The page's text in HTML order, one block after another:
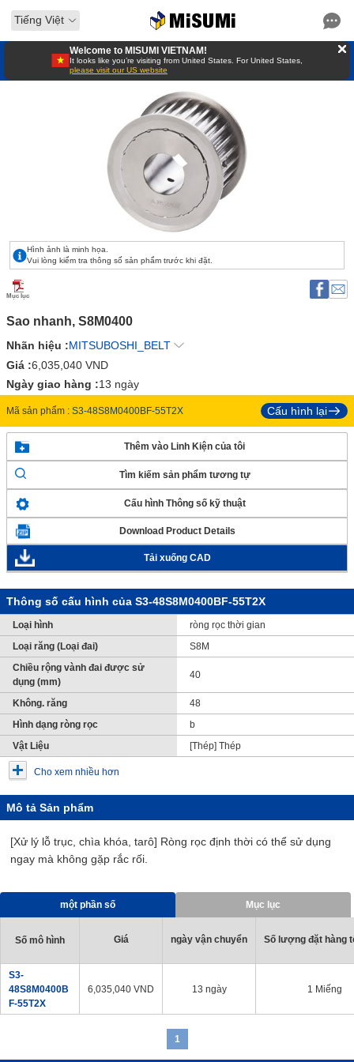
Tiếng Việt
Welcome to MISUMI VIETNAM!
It looks like you’re visiting from United States. For United States,
please visit our US website
Hình ảnh là minh họa.
Vui lòng kiểm tra thông số sản phẩm trước khi đặt.
Mục lục
Sao nhanh, S8M0400
Nhãn hiệu :MITSUBOSHI_BELT
Giá :6,035,040 VND
Ngày giao hàng :13 ngày
Mã sản phẩm : S3-48S8M0400BF-55T2X Cấu hình lại
Thêm vào Linh Kiện của tôi
Tìm kiếm sản phẩm tương tự
Cấu hình Thông số kỹ thuật
Download Product Details
Tải xuống CAD
Thông số cấu hình của S3-48S8M0400BF-55T2X
Loại hình
ròng rọc thời gian
Loại răng (Loại đai)
S8M
Chiều rộng vành đai được sử
dụng (mm)
40
Không. răng
48
Hình dạng ròng rọc
b
Vật Liệu
[Thép] Thép
Cho xem nhiều hơn
Mô tả Sản phẩm
[Xử lý lỗ trục, chìa khóa, tarô] Ròng rọc định thời có thể sử dụng
ngay mà không gặp rắc rối.
một phần số Mục lục
Số mô hình Giá ngày vận chuyển Số lượng đặt hàng
S3-
48S8M0400B
F-55T2X
6,035,040 VND 13 ngày 1 Miếng
1